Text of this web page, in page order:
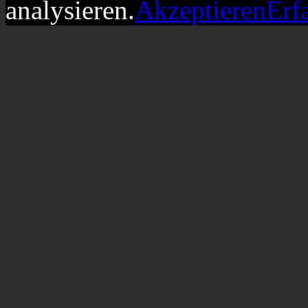
analysieren.Akzeptieren